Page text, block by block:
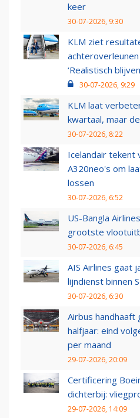
keer
30-07-2026, 9:30
KLM ziet
‘Realistisch
30-07-2026, 9:29
KLM laat
kwartaal, maar
30-07-2026, 8:22
Icelandair tekent
A320neo's om
lossen
30-07-2026, 6:52
US-Bangla
grootste
30-07-2026, 6:45
AIS Airlines gaat
lijndienst binnen
30-07-2026, 6:30
Airbus
halfjaar: eind
per maand
29-07-2026, 20:09
Certificering
dichterbij:
29-07-2026, 14:09